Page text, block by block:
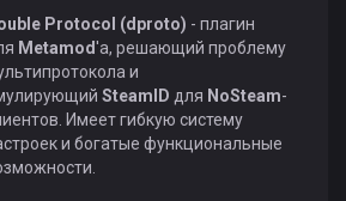
Protocol (dproto) - плагин
Metamod'а, решающий проблему
и
SteamID для NoSteam-
Имеет гибкую систему
и богатые функциональные